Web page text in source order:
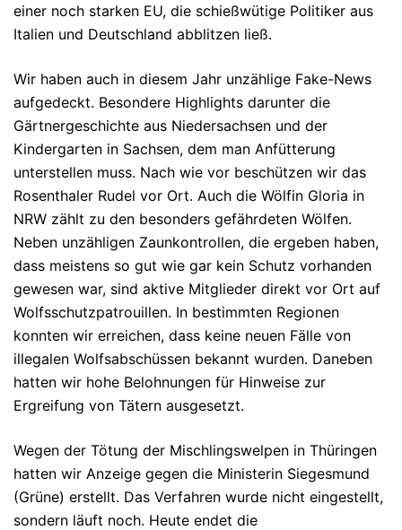
einer noch starken EU, die schießwütige Politiker aus
Italien und Deutschland abblitzen ließ.
Wir haben auch in diesem Jahr unzählige Fake-News
aufgedeckt. Besondere Highlights darunter die
Gärtnergeschichte aus Niedersachsen und der
Kindergarten in Sachsen, dem man Anfütterung
unterstellen muss. Nach wie vor beschützen wir das
Rosenthaler Rudel vor Ort. Auch die Wölfin Gloria in
NRW zählt zu den besonders gefährdeten Wölfen.
Neben unzähligen Zaunkontrollen, die ergeben haben,
dass meistens so gut wie gar kein Schutz vorhanden
gewesen war, sind aktive Mitglieder direkt vor Ort auf
Wolfsschutzpatrouillen. In bestimmten Regionen
konnten wir erreichen, dass keine neuen Fälle von
illegalen Wolfsabschüssen bekannt wurden. Daneben
hatten wir hohe Belohnungen für Hinweise zur
Ergreifung von Tätern ausgesetzt.
Wegen der Tötung der Mischlingswelpen in Thüringen
hatten wir Anzeige gegen die Ministerin Siegesmund
(Grüne) erstellt. Das Verfahren wurde nicht eingestellt,
sondern läuft noch. Heute endet die